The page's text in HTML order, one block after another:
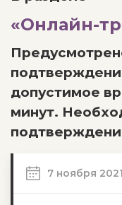
«Онлайн-
допустимое
минут.
7 ноября 2021